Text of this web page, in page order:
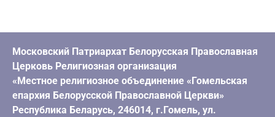
Московский Патриархат Белорусская Православная
Церковь Религиозная организация
«Местное религиозное объединение «Гомельская
епархия Белорусской Православной Церкви»
Республика Беларусь, 246014, г.Гомель, ул.